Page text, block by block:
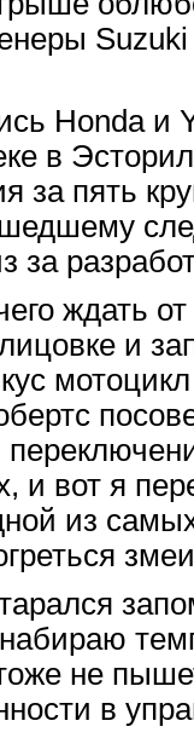
Honda и
в
за пять
за
ждать
и
и вот я
из
не
в